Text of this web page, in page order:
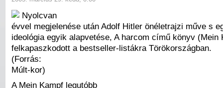
Nyolcvan
évvel megjelenése után Adolf Hitler önéletrajzi műve s
ideológia egyik alapvetése, A harcom című könyv (Mein
felkapaszkodott a bestseller-listákra Törökországban.
(Forrás:
Múlt-kor)
A Mein Kampf legutóbb